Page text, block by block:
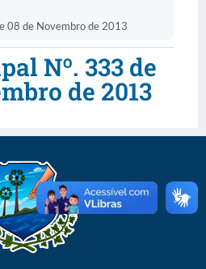
08 de Novembro de 2013
Nº. 333 de
de 2013